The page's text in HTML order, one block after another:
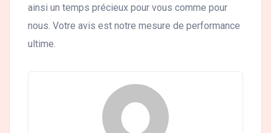
ainsi un temps précieux pour vous comme pour
nous. Votre avis est notre mesure de performance
ultime.